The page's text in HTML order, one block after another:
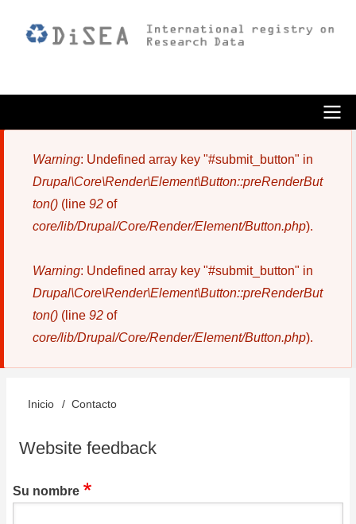
ODiSEA
Mensaje
error
Warning: Undefined array key "#submit_button" in
Drupal\Core\Render\Element\Button::preRenderBut
ton() (line 92 of
core/lib/Drupal/Core/Render/Element/Button.php).
Warning: Undefined array key "#submit_button" in
Drupal\Core\Render\Element\Button::preRenderBut
ton() (line 92 of
core/lib/Drupal/Core/Render/Element/Button.php).
Sobrescribir
enlaces
ayuda
Inicio Contacto
Website feedback
Su nombre